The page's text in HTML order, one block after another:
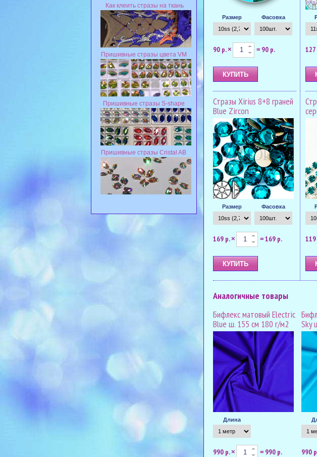
Размер Фасовка
90 р.× = 90 р. 127
Стразы Xirius 8+8 граней
Blue Zircon
Размер Фасовка
169 р.× = 169 р.
Аналогичные товары
Бифлекс матовый Electric
Blue ш. 155 см 180 г/м2
Длина
990 р.× = 990 р.
Sky
990
Как клеить стразы на ткань
Пришивные стразы цвета VM
Пришивные стразы S-shape
Пришивные стразы Cristal AB